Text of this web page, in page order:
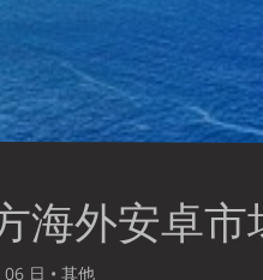
海外安卓市
日 • 其他